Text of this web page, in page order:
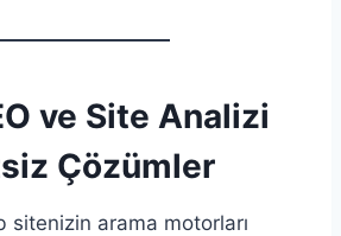
ve Site Analizi
Çözümler
sitenizin arama motorları